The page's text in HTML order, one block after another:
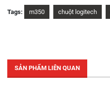
Tags: m350 chuột logitech
SẢN PHẨM LIÊN QUAN